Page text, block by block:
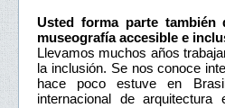
Usted forma parte también
museografía accesible e
Llevamos muchos años
la inclusión. Se nos conoce
hace poco estuve en
internacional de arquitectura